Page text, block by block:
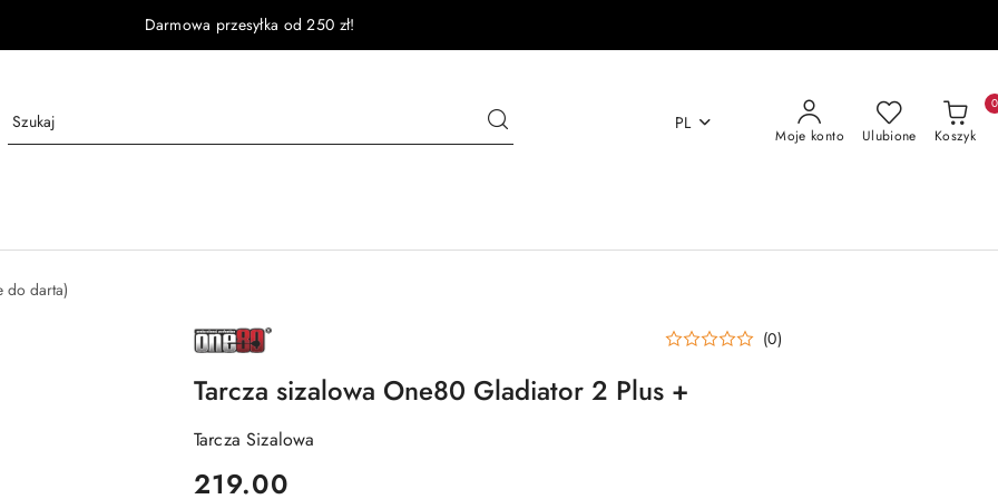
Darmowa przesyłka od 250 zł!
PL
Moje konto Ulubione Koszyk
0
do darta)
NAZWA
PRODUCENTA: (0)
Tarcza sizalowa One80 Gladiator 2 Plus +
Tarcza Sizalowa
cena:
219.00